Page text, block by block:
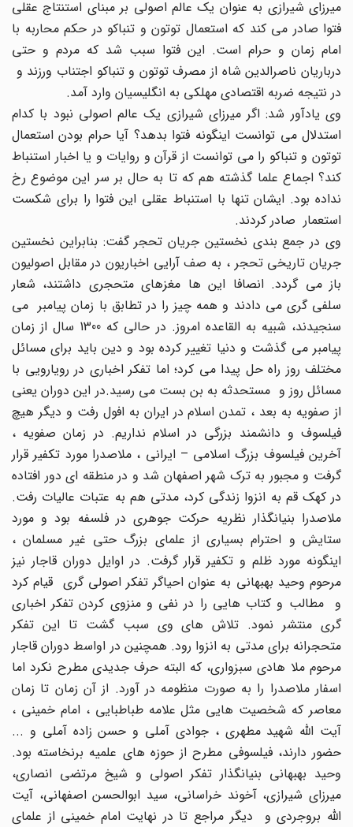
میرزای شیرازی به عنوان یک عالم اصولی بر مبنای استنتاج عقلی
فتوا صادر می کند که استعمال توتون و تنباکو در حکم محاربه با
امام زمان و حرام است. این فتوا سبب شد که مردم و حتی
درباریان ناصرالدین شاه از مصرف توتون و تنباکو اجتناب ورزند و
در نتیجه ضربه اقتصادی مهلکی به انگلیسیان وارد آمد.
وی یادآور شد: اگر میرزای شیرازی یک عالم اصولی نبود با کدام
استدلال می توانست اینگونه فتوا بدهد؟ آیا حرام بودن استعمال
توتون و تنباکو را می توانست از قرآن و روایات و یا اخبار استنباط
کند؟ اجماع علما گذشته هم که تا به حال بر سر این موضوع رخ
نداده بود. ایشان تنها با استنباط عقلی این فتوا را برای شکست
استعمار صادر کردند.
وی در جمع بندی نخستین جریان تحجر گفت: بنابراین نخستین
جریان تاریخی تحجر ، به صف آرایی اخباریون در مقابل اصولیون
باز می گردد. انصافا این ها مغزهای متحجری داشتند، شعار
سلفی گری می دادند و همه چیز را در تطابق با زمان پیامبر می
سنجیدند، شبیه به القاعده امروز. در حالی که 1300 سال از زمان
پیامبر می گذشت و دنیا تغییر کرده بود و دین باید برای مسائل
مختلف روز راه حل پیدا می کرد؛ اما تفکر اخباری در رویارویی با
مسائل روز و مستحدثه به بن بست می رسید.در این دوران یعنی
از صفویه به بعد ، تمدن اسلام در ایران به افول رفت و دیگر هیچ
فیلسوف و دانشمند بزرگی در اسلام نداریم. در زمان صفویه ،
آخرین فیلسوف بزرگ اسلامی – ایرانی ، ملاصدرا مورد تکفیر قرار
گرفت و مجبور به ترک شهر اصفهان شد و در منطقه ای دور افتاده
در کهک قم به انزوا زندگی کرد، مدتی هم به عتبات عالیات رفت.
ملاصدرا بنیانگذار نظریه حرکت جوهری در فلسفه بود و مورد
ستایش و احترام بسیاری از علمای بزرگ حتی غیر مسلمان ،
اینگونه مورد ظلم و تکفیر قرار گرفت. در اوایل دوران قاجار نیز
مرحوم وحید بهبهانی به عنوان احیاگر تفکر اصولی گری قیام کرد
و مطالب و کتاب هایی را در نفی و منزوی کردن تفکر اخباری
گری منتشر نمود. تلاش های وی سبب گشت تا این تفکر
متحجرانه برای مدتی به انزوا رود. همچنین در اواسط دوران قاجار
مرحوم ملا هادی سبزواری، که البته حرف جدیدی مطرح نکرد اما
اسفار ملاصدرا را به صورت منظومه در آورد. از آن زمان تا زمان
معاصر که شخصیت هایی مثل علامه طباطبایی ، امام خمینی ،
آیت الله شهید مطهری ، جوادی آملی و حسن زاده آملی و ...
حضور دارند، فیلسوفی مطرح از حوزه های علمیه برنخاسته بود.
وحید بهبهانی بنیانگذار تفکر اصولی و شیخ مرتضی انصاری،
میرزای شیرازی، آخوند خراسانی، سید ابوالحسن اصفهانی، آیت
الله بروجردی و دیگر مراجع تا در نهایت امام خمینی از علمای